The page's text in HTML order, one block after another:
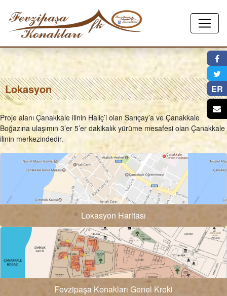
Lokasyon
Proje alanı Çanakkale ilinin Haliç’i olan Sarıçay’a ve Çanakkale
Boğazına ulaşımın 3’er 5’er dakikalık yürüme mesafesi olan Çanakkale
ilinin merkezindedir.
Lokasyon Haritası
Fevzipaşa Konakları Genel Kroki
Google
Maps
Lokasyon
Eski
Mahalle
×
ER